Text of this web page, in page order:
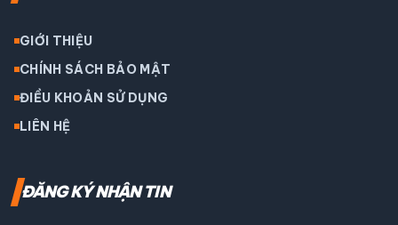
GIỚI THIỆU
CHÍNH SÁCH BẢO MẬT
ĐIỀU KHOẢN SỬ DỤNG
LIÊN HỆ
ĐĂNG KÝ NHẬN TIN